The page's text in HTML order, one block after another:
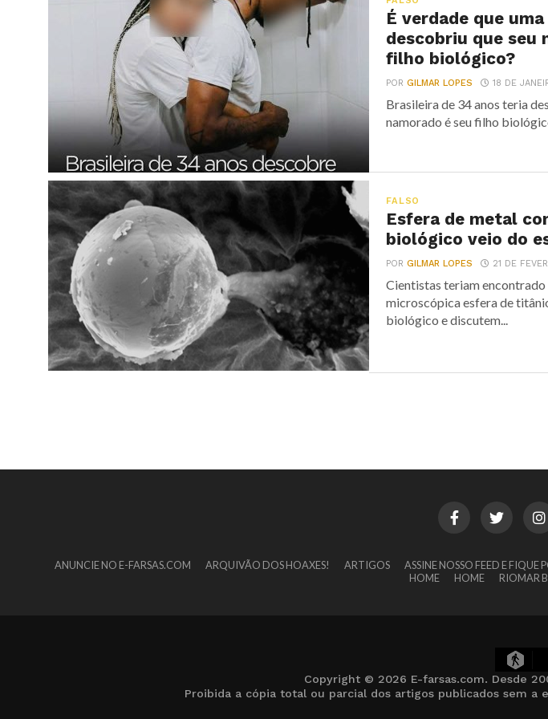
É verdade que
descobriu que seu
filho biológico?
PORGILMAR LOPES 18 DE
Brasileira de 34 anos teria
namorado é seu filho
FALSO
Esfera de metal
biológico veio do
PORGILMAR LOPES 21 DE
Cientistas teriam encontrado
microscópica esfera de
biológico e discutem...
ANUNCIE NO E-FARSAS.COM ARQUIVÃO DOS HOAXES! ARTIGOS ASSINE NOSSO FEED E
HOME
HOME RIOMAR
Copyright © 2026 E-farsas.com. Desde
Proibida a cópia total ou parcial dos artigos publicados sem a